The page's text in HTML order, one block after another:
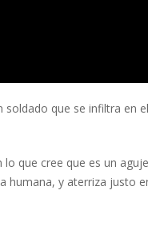
soldado que se infiltra en
que cree que es un
humana, y aterriza justo